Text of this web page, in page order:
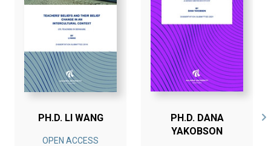
PH.D. LI WANG
OPEN ACCESS
PH.D. DANA
YAKOBSON